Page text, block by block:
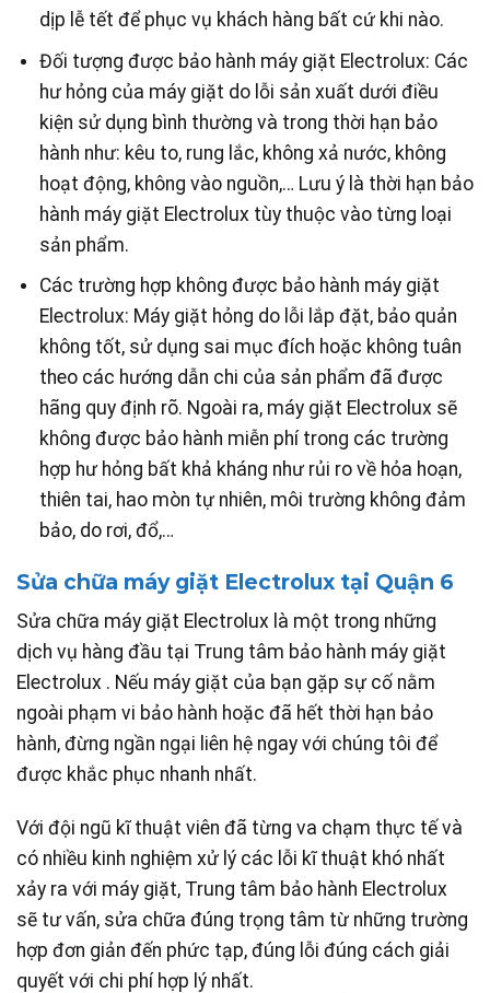
dịp lễ tết để phục vụ khách hàng bất cứ khi nào.
Đối tượng được bảo hành máy giặt Electrolux: Các
hư hỏng của máy giặt do lỗi sản xuất dưới điều
kiện sử dụng bình thường và trong thời hạn bảo
hành như: kêu to, rung lắc, không xả nước, không
hoạt động, không vào nguồn,… Lưu ý là thời hạn bảo
hành máy giặt Electrolux tùy thuộc vào từng loại
sản phẩm.
Các trường hợp không được bảo hành máy giặt
Electrolux: Máy giặt hỏng do lỗi lắp đặt, bảo quản
không tốt, sử dụng sai mục đích hoặc không tuân
theo các hướng dẫn chi của sản phẩm đã được
hãng quy định rõ. Ngoài ra, máy giặt Electrolux sẽ
không được bảo hành miễn phí trong các trường
hợp hư hỏng bất khả kháng như rủi ro về hỏa hoạn,
thiên tai, hao mòn tự nhiên, môi trường không đảm
bảo, do rơi, đổ,…
Sửa chữa máy giặt Electrolux tại Quận 6
Sửa chữa máy giặt Electrolux là một trong những
dịch vụ hàng đầu tại Trung tâm bảo hành máy giặt
Electrolux . Nếu máy giặt của bạn gặp sự cố nằm
ngoài phạm vi bảo hành hoặc đã hết thời hạn bảo
hành, đừng ngần ngại liên hệ ngay với chúng tôi để
được khắc phục nhanh nhất.
Với đội ngũ kĩ thuật viên đã từng va chạm thực tế và
có nhiều kinh nghiệm xử lý các lỗi kĩ thuật khó nhất
xảy ra với máy giặt, Trung tâm bảo hành Electrolux
sẽ tư vấn, sửa chữa đúng trọng tâm từ những trường
hợp đơn giản đến phức tạp, đúng lỗi đúng cách giải
quyết với chi phí hợp lý nhất.